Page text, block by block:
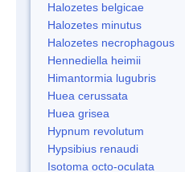
Halozetes belgicae
Halozetes minutus
Halozetes necrophagous
Hennediella heimii
Himantormia lugubris
Huea cerussata
Huea grisea
Hypnum revolutum
Hypsibius renaudi
Isotoma octo-oculata